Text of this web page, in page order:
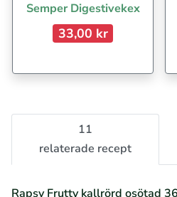
Semper Digestivekex
33,00 kr
11
relaterade recept
Rapsy Frutty kallrörd osötad